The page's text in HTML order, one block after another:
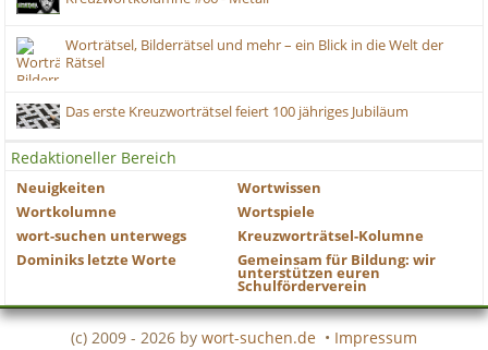
Worträtsel, Bilderrätsel und mehr – ein Blick in die Welt der
Rätsel
Das erste Kreuzworträtsel feiert 100 jähriges Jubiläum
Redaktioneller Bereich
Neuigkeiten
Wortwissen
Wortkolumne
Wortspiele
wort-suchen unterwegs
Kreuzworträtsel-Kolumne
Dominiks letzte Worte
Gemeinsam für Bildung: wir
unterstützen euren
Schulförderverein
(c) 2009 - 2026 by wort-suchen.de • Impressum